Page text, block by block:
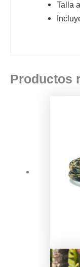
Talla
Productos